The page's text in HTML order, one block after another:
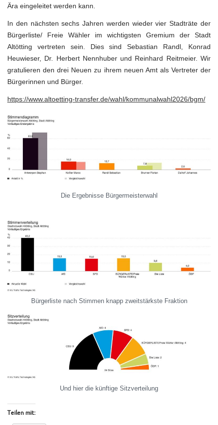
Ära eingeleitet werden kann.
In den nächsten sechs Jahren werden wieder vier Stadträte der
Bürgerliste/ Freie Wähler im wichtigsten Gremium der Stadt
Altötting vertreten sein. Dies sind Sebastian Randl, Konrad
Heuwieser, Dr. Herbert Nennhuber und Reinhard Reitmeier. Wir
gratulieren den drei Neuen zu ihrem neuen Amt als Vertreter der
Bürgerinnen und Bürger.
https://www.altoetting-transfer.de/wahl/kommunalwahl2026/bgm/
Die Ergebnisse Bürgermeisterwahl
Bürgerliste nach Stimmen knapp zweitstärkste Fraktion
Und hier die künftige Sitzverteilung
Teilen mit: